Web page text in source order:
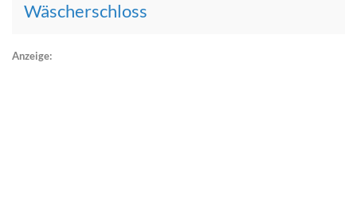
Wäscherschloss
Anzeige: